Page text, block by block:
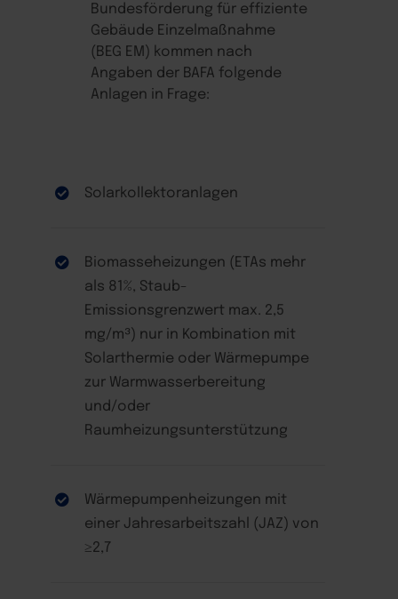
Bundesförderung für effiziente
Gebäude Einzelmaßnahme
(BEG EM) kommen nach
Angaben der BAFA folgende
Anlagen in Frage:
Solarkollektoranlagen
Biomasseheizungen (ETAs mehr
als 81%, Staub-
Emissionsgrenzwert max. 2,5
mg/m³) nur in Kombination mit
Solarthermie oder Wärmepumpe
zur Warmwasserbereitung
und/oder
Raumheizungsunterstützung
Wärmepumpenheizungen mit
einer Jahresarbeitszahl (JAZ) von
≥2,7